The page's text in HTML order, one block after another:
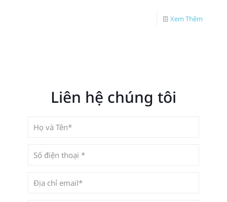
Xem Thêm
Liên hệ chúng tôi